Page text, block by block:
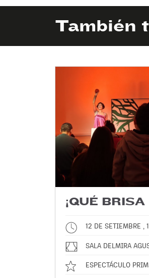
También
¡QUÉ
12 DE SETIEMBRE ,
SALA DELMIRA
ESPECTÁCULO